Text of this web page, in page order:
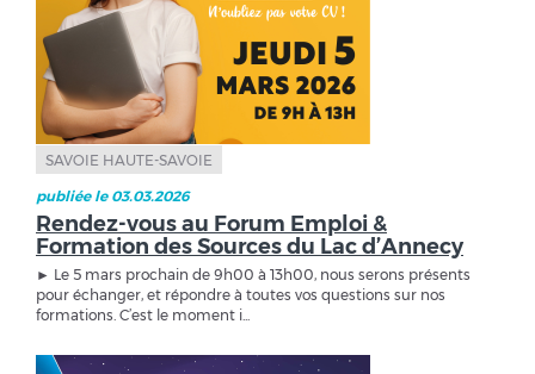
SAVOIE HAUTE-SAVOIE
publiée le 03.03.2026
Rendez-vous au Forum Emploi &
Formation des Sources du Lac d’Annecy
► Le 5 mars prochain de 9h00 à 13h00, nous serons présents
pour échanger, et répondre à toutes vos questions sur nos
formations. C’est le moment i...